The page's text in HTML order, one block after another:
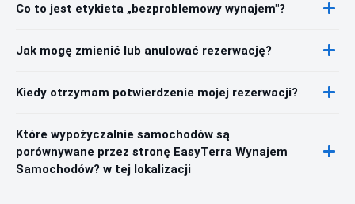
Co to jest etykieta „bezproblemowy wynajem"?
Jak mogę zmienić lub anulować rezerwację?
Kiedy otrzymam potwierdzenie mojej rezerwacji?
Które wypożyczalnie samochodów są
porównywane przez stronę EasyTerra Wynajem
Samochodów? w tej lokalizacji